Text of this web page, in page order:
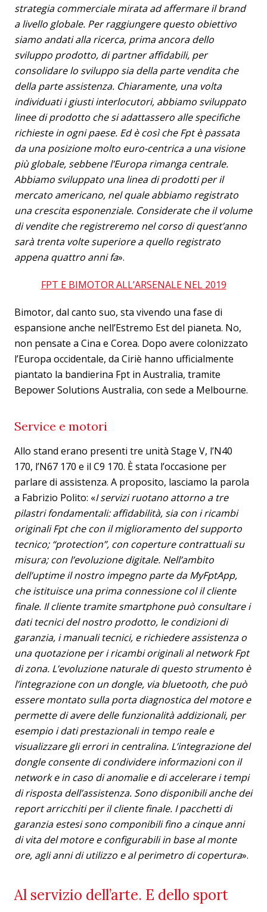
strategia commerciale mirata ad affermare il brand
a livello globale. Per raggiungere questo obiettivo
siamo andati alla ricerca, prima ancora dello
sviluppo prodotto, di partner affidabili, per
consolidare lo sviluppo sia della parte vendita che
della parte assistenza. Chiaramente, una volta
individuati i giusti interlocutori, abbiamo sviluppato
linee di prodotto che si adattassero alle specifiche
richieste in ogni paese. Ed è così che Fpt è passata
da una posizione molto euro-centrica a una visione
più globale, sebbene l’Europa rimanga centrale.
Abbiamo sviluppato una linea di prodotti per il
mercato americano, nel quale abbiamo registrato
una crescita esponenziale. Considerate che il volume
di vendite che registreremo nel corso di quest’anno
sarà trenta volte superiore a quello registrato
appena quattro anni fa».
FPT E BIMOTOR ALL’ARSENALE NEL 2019
Bimotor, dal canto suo, sta vivendo una fase di
espansione anche nell’Estremo Est del pianeta. No,
non pensate a Cina e Corea. Dopo avere colonizzato
l’Europa occidentale, da Ciriè hanno ufficialmente
piantato la bandierina Fpt in Australia, tramite
Bepower Solutions Australia, con sede a Melbourne.
Service e motori
Allo stand erano presenti tre unità Stage V, l’N40
170, l’N67 170 e il C9 170. È stata l’occasione per
parlare di assistenza. A proposito, lasciamo la parola
a Fabrizio Polito: «I servizi ruotano attorno a tre
pilastri fondamentali: affidabilità, sia con i ricambi
originali Fpt che con il miglioramento del supporto
tecnico; “protection”, con coperture contrattuali su
misura; con l’evoluzione digitale. Nell’ambito
dell’uptime il nostro impegno parte da MyFptApp,
che istituisce una prima connessione col il cliente
finale. Il cliente tramite smartphone può consultare i
dati tecnici del nostro prodotto, le condizioni di
garanzia, i manuali tecnici, e richiedere assistenza o
una quotazione per i ricambi originali al network Fpt
di zona. L’evoluzione naturale di questo strumento è
l’integrazione con un dongle, via bluetooth, che può
essere montato sulla porta diagnostica del motore e
permette di avere delle funzionalità addizionali, per
esempio i dati prestazionali in tempo reale e
visualizzare gli errori in centralina. L’integrazione del
dongle consente di condividere informazioni con il
network e in caso di anomalie e di accelerare i tempi
di risposta dell’assistenza. Sono disponibili anche dei
report arricchiti per il cliente finale. I pacchetti di
garanzia estesi sono componibili fino a cinque anni
di vita del motore e configurabili in base al monte
ore, agli anni di utilizzo e al perimetro di copertura».
Al servizio dell’arte. E dello sport